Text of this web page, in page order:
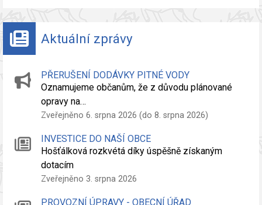
Aktuální zprávy
PŘERUŠENÍ DODÁVKY PITNÉ VODY
Oznamujeme občanům, že z důvodu plánované
opravy na…
Zveřejněno 6. srpna 2026 (do 8. srpna 2026)
INVESTICE DO NAŠÍ OBCE
Hošťálková rozkvétá díky úspěšně získaným
dotacím
Zveřejněno 3. srpna 2026
PROVOZNÍ ÚPRAVY - OBECNÍ ÚŘAD